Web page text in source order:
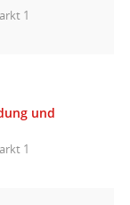
1
und
1